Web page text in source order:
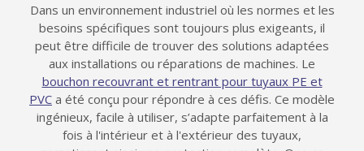
Dans un environnement industriel où les normes et les
besoins spécifiques sont toujours plus exigeants, il
peut être difficile de trouver des solutions adaptées
aux installations ou réparations de machines. Le
bouchon recouvrant et rentrant pour tuyaux PE et
PVC a été conçu pour répondre à ces défis. Ce modèle
ingénieux, facile à utiliser, s’adapte parfaitement à la
fois à l'intérieur et à l'extérieur des tuyaux,